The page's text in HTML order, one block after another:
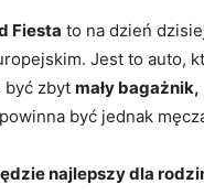
Fiesta to na dzień
Jest to auto,
być zbyt mały bagażnik,
być jednak
najlepszy dla